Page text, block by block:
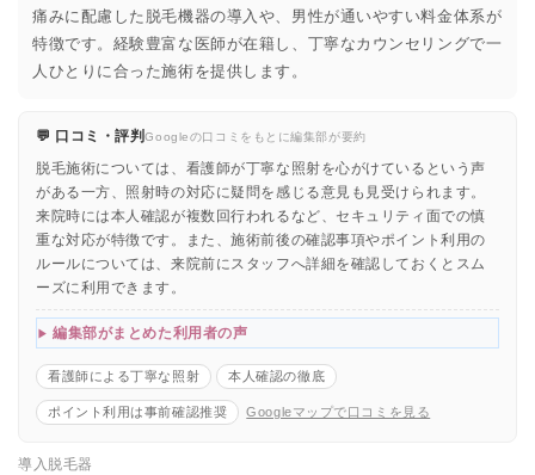
痛みに配慮した脱毛機器の導入や、男性が通いやすい料金体系が
特徴です。経験豊富な医師が在籍し、丁寧なカウンセリングで一
人ひとりに合った施術を提供します。
💬 口コミ・評判Googleの口コミをもとに編集部が要約
脱毛施術については、看護師が丁寧な照射を心がけているという声
がある一方、照射時の対応に疑問を感じる意見も見受けられます。
来院時には本人確認が複数回行われるなど、セキュリティ面での慎
重な対応が特徴です。また、施術前後の確認事項やポイント利用の
ルールについては、来院前にスタッフへ詳細を確認しておくとスム
ーズに利用できます。
編集部がまとめた利用者の声
看護師による丁寧な照射 本人確認の徹底
ポイント利用は事前確認推奨 Googleマップで口コミを見る
導入脱毛器